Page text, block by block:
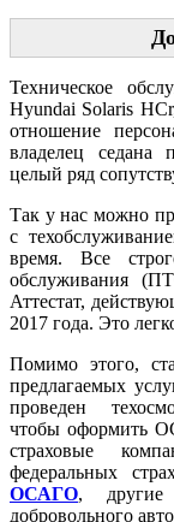
Техническое
Hyundai Solaris
отношение
владелец седана
целый ряд
Так у нас можно
с
время. Все
обслуживания
Аттестат,
2017 года. Это
Помимо этого,
предлагаемых
проведен
чтобы оформить
страховые
федеральных
ОСАГО, другие
добровольного